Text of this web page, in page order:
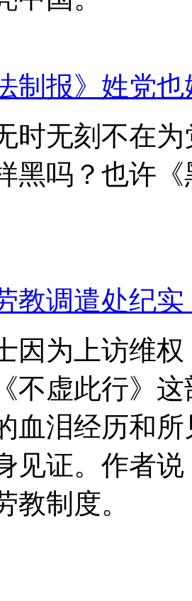
制报》姓党
时无刻不在
黑吗？也许
调遣处纪实
因为上访维
不虚此行》
血泪经历和
见证。作者
教制度。